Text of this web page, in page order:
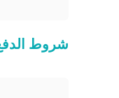
شروط